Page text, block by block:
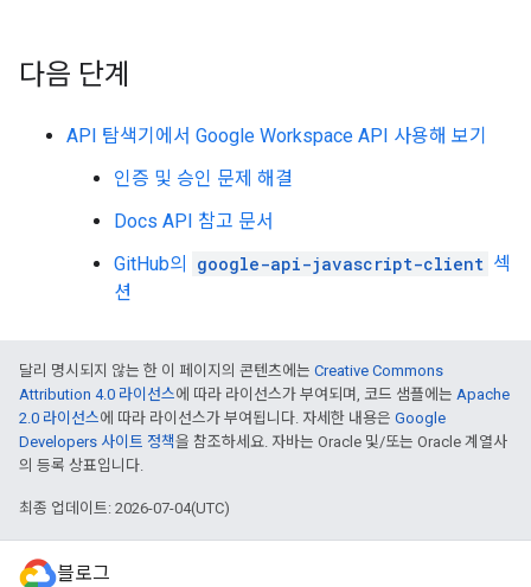
다음 단계
API 탐색기에서 Google Workspace API 사용해 보기
인증 및 승인 문제 해결
Docs API 참고 문서
GitHub의
google-api-javascript-client 섹
션
달리 명시되지 않는 한 이 페이지의 콘텐츠에는 Creative Commons
Attribution 4.0 라이선스에 따라 라이선스가 부여되며, 코드 샘플에는 Apache
2.0 라이선스에 따라 라이선스가 부여됩니다. 자세한 내용은 Google
Developers 사이트 정책을 참조하세요. 자바는 Oracle 및/또는 Oracle 계열사
의 등록 상표입니다.
최종 업데이트: 2026-07-04(UTC)
블로그